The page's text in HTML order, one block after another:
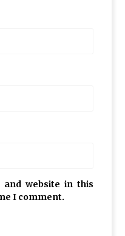
and website in this
I comment.